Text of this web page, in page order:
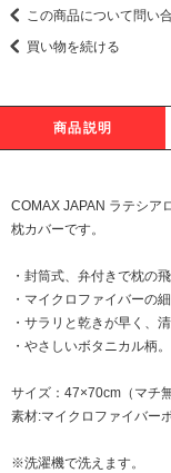
この商品について問い
買い物を続ける
商品説明
COMAX JAPAN ラテシア
枕カバーです。
・封筒式、弁付きで枕の
・マイクロファイバーの
・サラリと乾きが早く、清
・やさしいボタニカル柄。
サイズ：47×70cm（マチ無
素材:マイクロファイバー
※洗濯機で洗えます。